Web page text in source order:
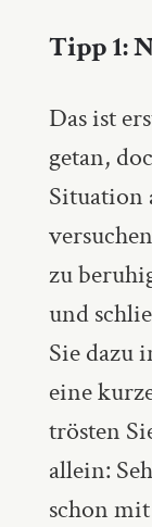
Tipp 1:
Das ist
getan,
Situation
zu
und
Sie dazu
eine
trösten
allein:
schon